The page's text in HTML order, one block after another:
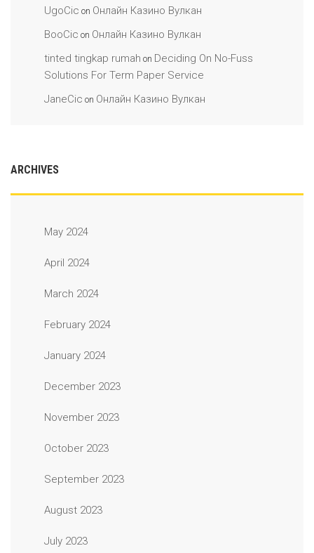
UgoCic on Онлайн Казино Вулкан
BooCic on Онлайн Казино Вулкан
tinted tingkap rumah on Deciding On No-Fuss
Solutions For Term Paper Service
JaneCic on Онлайн Казино Вулкан
ARCHIVES
May 2024
April 2024
March 2024
February 2024
January 2024
December 2023
November 2023
October 2023
September 2023
August 2023
July 2023